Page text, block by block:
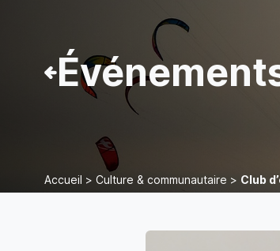
Accueil > Culture & communautaire > Club